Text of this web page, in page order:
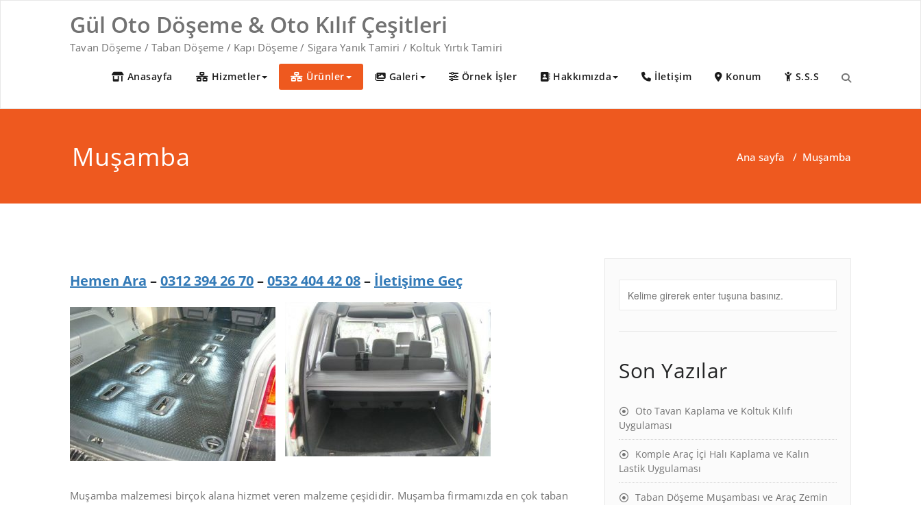
Gül Oto Döşeme & Oto Kılıf Çeşitleri
Tavan Döşeme / Taban Döşeme / Kapı Döşeme / Sigara Yanık Tamiri / Koltuk Yırtık Tamiri
Anasayfa Hizmetler Ürünler Galeri Örnek İşler Hakkımızda İletişim Konum S.S.S
Muşamba Ana sayfa / Muşamba
Hemen Ara –0312 394 26 70–0532 404 42 08– İletişime Geç
Muşamba malzemesi birçok alana hizmet veren malzeme çeşididir. Muşamba firmamızda en çok taban
Son Yazılar
Oto Tavan Kaplama ve Koltuk Kılıfı
Uygulaması
Komple Araç İçi Halı Kaplama ve Kalın
Lastik Uygulaması
Taban Döşeme Muşambası ve Araç Zemin